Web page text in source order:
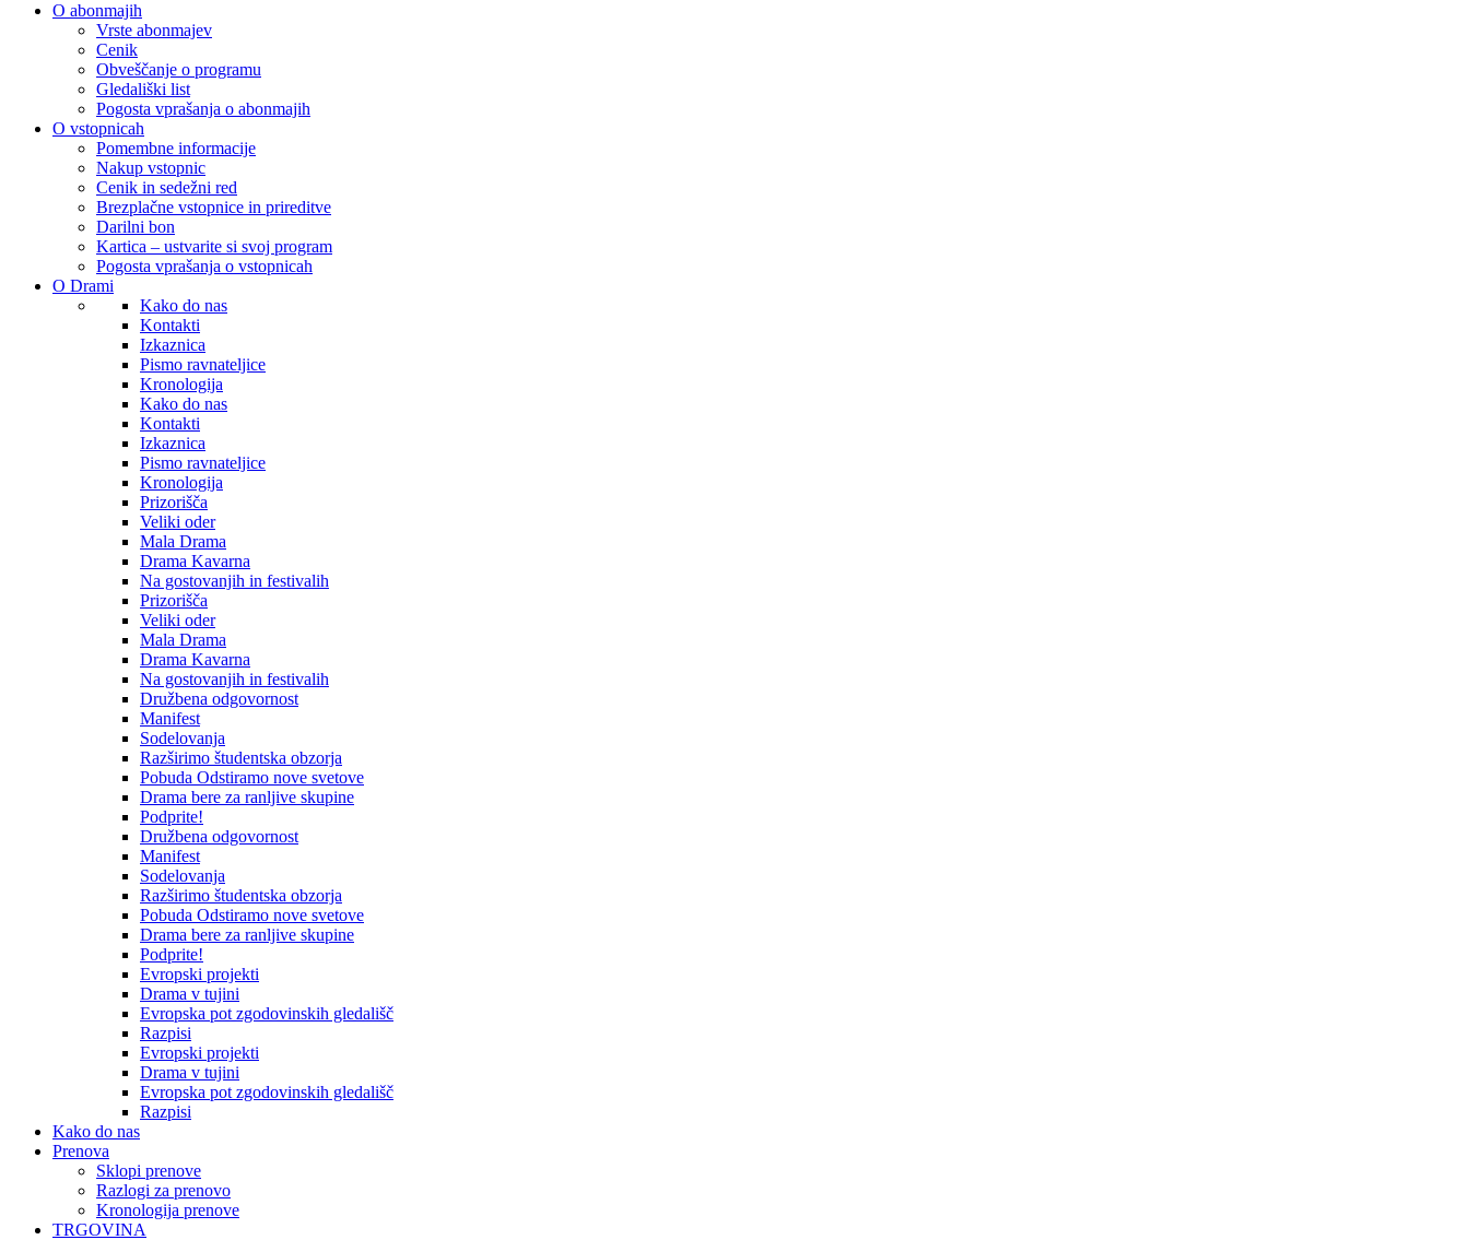
O abonmajih
Vrste abonmajev
Cenik
Obveščanje o programu
Gledališki list
Pogosta vprašanja o abonmajih
O vstopnicah
Pomembne informacije
Nakup vstopnic
Cenik in sedežni red
Brezplačne vstopnice in prireditve
Darilni bon
Kartica – ustvarite si svoj program
Pogosta vprašanja o vstopnicah
O Drami
Kako do nas
Kontakti
Izkaznica
Pismo ravnateljice
Kronologija
Kako do nas
Kontakti
Izkaznica
Pismo ravnateljice
Kronologija
Prizorišča
Veliki oder
Mala Drama
Drama Kavarna
Na gostovanjih in festivalih
Prizorišča
Veliki oder
Mala Drama
Drama Kavarna
Na gostovanjih in festivalih
Družbena odgovornost
Manifest
Sodelovanja
Razširimo študentska obzorja
Pobuda Odstiramo nove svetove
Drama bere za ranljive skupine
Podprite!
Družbena odgovornost
Manifest
Sodelovanja
Razširimo študentska obzorja
Pobuda Odstiramo nove svetove
Drama bere za ranljive skupine
Podprite!
Evropski projekti
Drama v tujini
Evropska pot zgodovinskih gledališč
Razpisi
Evropski projekti
Drama v tujini
Evropska pot zgodovinskih gledališč
Razpisi
Kako do nas
Prenova
Sklopi prenove
Razlogi za prenovo
Kronologija prenove
TRGOVINA